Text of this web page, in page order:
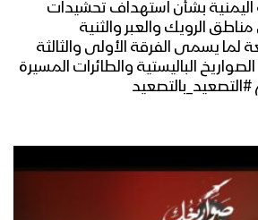
اليمنية بشأن استهداف تحشيدات
الرويك والعبر والثنية
لما يسمى الفرقة الأولى والثالثة
الباليستية والطائرات المسيرة